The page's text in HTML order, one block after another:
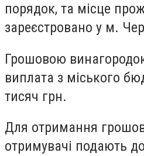
порядок, та місце
зареєстровано у м.
Грошовою
виплата з міського
тисяч грн.
Для отримання
отримувачі подають